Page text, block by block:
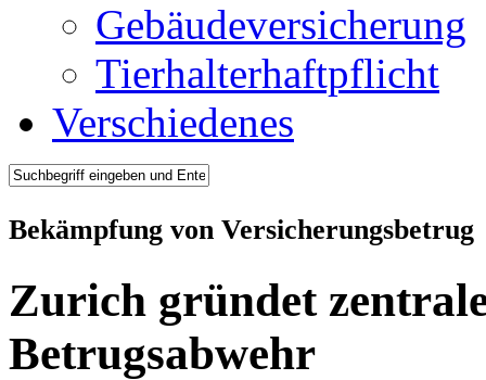
Gebäudeversicherung
Tierhalterhaftpflicht
Verschiedenes
Bekämpfung von Versicherungsbetrug
Zurich gründet
Betrugsabwehr